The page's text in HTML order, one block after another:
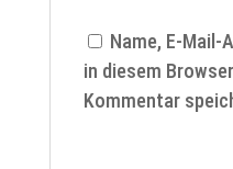
Name, E-Mail-
in diesem
Kommentar